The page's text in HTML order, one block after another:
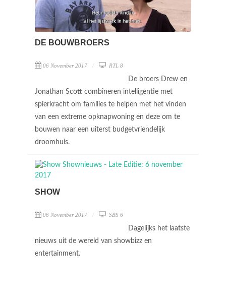
DE BOUWBROERS
06 November 2017 RTL 8
De broers Drew en
Jonathan Scott combineren intelligentie met
spierkracht om families te helpen met het vinden
van een extreme opknapwoning en deze om te
bouwen naar een uiterst budgetvriendelijk
droomhuis.
SHOW
06 November 2017 SBS 6
Dagelijks het laatste
nieuws uit de wereld van showbizz en
entertainment.